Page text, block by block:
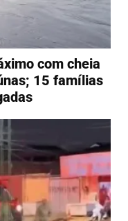
com cheia
15 famílias